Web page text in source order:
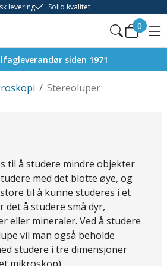
levering Solid kvalitet
0
siden 1971
/ Stereoluper
til å studere mindre objekter
med det blotte øye, og
til å kunne studeres i et
det å studere små dyr,
eller mineraler. Ved å studere
vil man også beholde
studere i tre dimensjoner